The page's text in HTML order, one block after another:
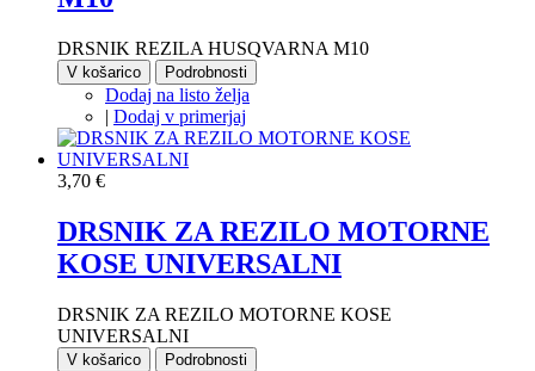
DRSNIK REZILA HUSQVARNA M10
V košarico Podrobnosti
Dodaj na listo želja
| Dodaj v primerjaj
3,70 €
DRSNIK ZA REZILO MOTORNE
KOSE UNIVERSALNI
DRSNIK ZA REZILO MOTORNE KOSE
UNIVERSALNI
V košarico Podrobnosti